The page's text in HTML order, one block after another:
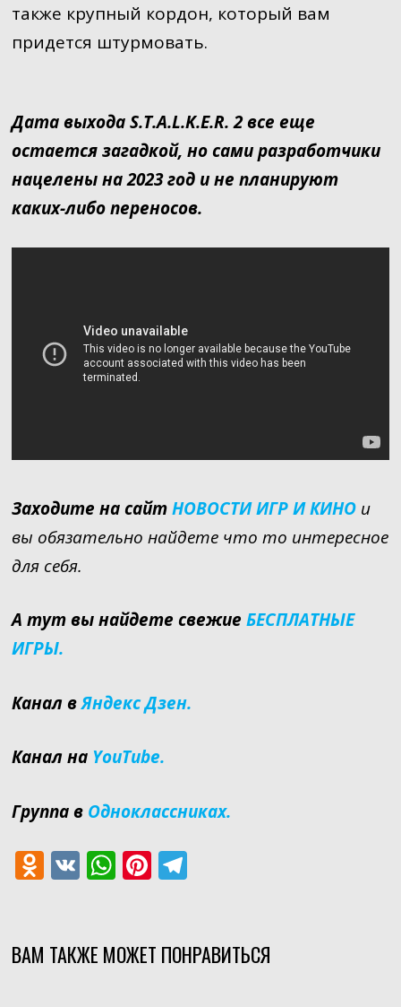
также крупный кордон, который вам
придется штурмовать.
Дата выхода S.T.A.L.K.E.R. 2 все еще
остается загадкой, но сами разработчики
нацелены на 2023 год и не планируют
каких-либо переносов.
Заходите на сайт НОВОСТИ ИГР И КИНО и
вы обязательно найдете что то интересное
для себя.
А тут вы найдете свежие БЕСПЛАТНЫЕ
ИГРЫ.
Канал вЯндекс Дзен.
Канал на YouTube.
Группа в Одноклассниках.
O
o
V W
s
Pi
e
T
gr
ВАМ ТАКЖЕ МОЖЕТ ПОНРАВИТЬСЯ